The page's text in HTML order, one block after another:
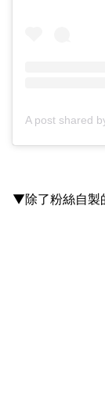
▼除了粉絲自製